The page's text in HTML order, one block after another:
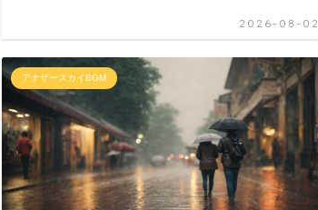
2026-08-02
アナザースカイBGM